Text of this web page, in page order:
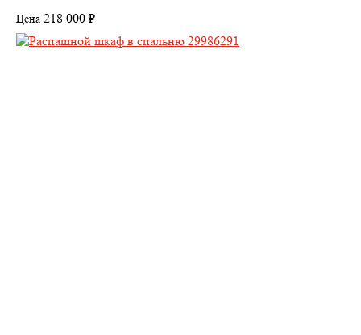
Цена 218 000 ₽